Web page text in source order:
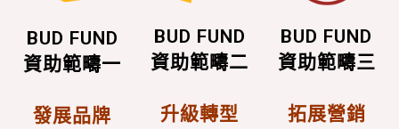
BUD FUND
資助範疇一
發展品牌
BUD FUND
資助範疇二
升級轉型
BUD FUND
資助範疇三
拓展營銷